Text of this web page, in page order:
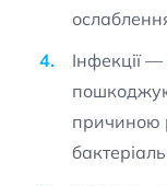
Інфекції —
причиною